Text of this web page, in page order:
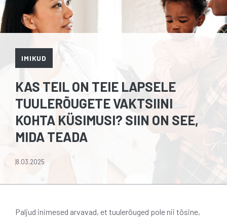
IMIKUD
KAS TEIL ON TEIE LAPSELE
TUULERÕUGETE VAKTSIINI
KOHTA KÜSIMUSI? SIIN ON SEE,
MIDA TEADA
8.03.2025
Paljud inimesed arvavad, et tuulerõuged pole nii tõsine,